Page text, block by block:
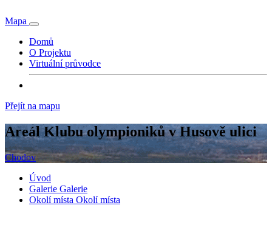
Mapa
Domů
O Projektu
Virtuální průvodce
Přejít na mapu
Areál Klubu olympioniků v Husově ulici
Chodov
Úvod
Galerie Galerie
Okolí místa Okolí místa